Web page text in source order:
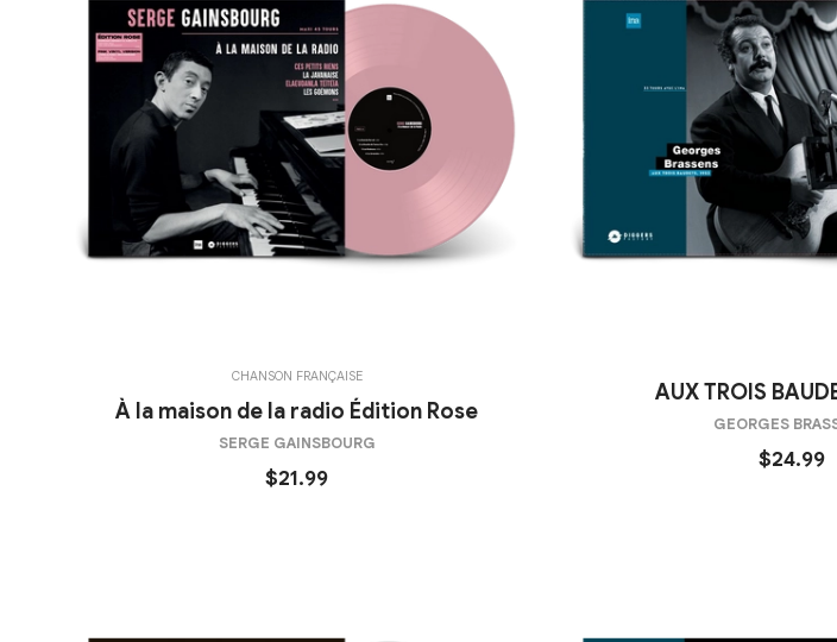
CHANSON FRANÇAISE
À la maison de la radio Édition Rose
SERGE GAINSBOURG
$21.99
AUX TROIS
GEORGES
$24.99